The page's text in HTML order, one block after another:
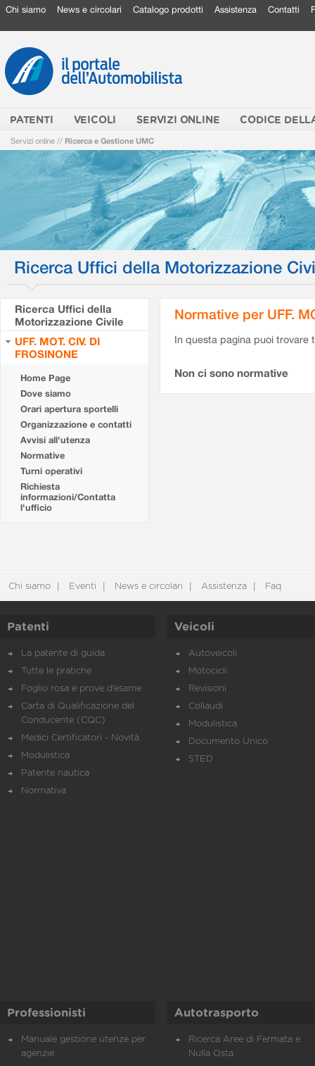
Chi siamo News e circolari Catalogo prodotti Assistenza Contatti
PATENTI VEICOLI SERVIZI ONLINE CODICE
Servizi online // Ricerca e Gestione UMC
Ricerca Uffici della Motorizzazione
Ricerca Uffici della
Motorizzazione Civile
UFF. MOT. CIV. DI
FROSINONE
Home Page
Dove siamo
Orari apertura sportelli
Organizzazione e contatti
Avvisi all'utenza
Normative
Turni operativi
Richiesta
informazioni/Contatta
l'ufficio
Normative per UFF.
In questa pagina puoi
Non ci sono normative
Chi siamo Eventi News e circolari Assistenza Faq
Patenti
La patente di guida
Tutte le pratiche
Foglio rosa e prove d’esame
Carta di Qualificazione del
Conducente (CQC)
Medici Certificatori - Novità
Modulistica
Patente nautica
Normativa
Veicoli
Autoveicoli
Motocicli
Revisioni
Collaudi
Modulistica
Documento Unico
STED
Professionisti
Manuale gestione utenze per
agenzie
Autotrasporto
Ricerca Aree di Fermata e
Nulla Osta